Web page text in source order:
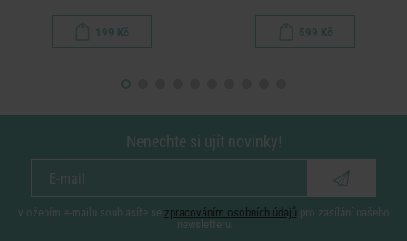
199 Kč 599 Kč
Nenechte si ujít novinky!
vložením e-mailu souhlasíte se zpracováním osobních údajů pro zasílání našeho
newsletteru